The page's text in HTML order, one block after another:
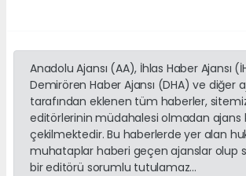
Anadolu Ajansı (AA), İhlas Haber Ajansı
Demirören Haber Ajansı (DHA) ve diğer
tarafından eklenen tüm haberler,
editörlerinin müdahalesi olmadan ajans
çekilmektedir. Bu haberlerde yer alan
muhataplar haberi geçen ajanslar olup
bir editörü sorumlu tutulamaz...